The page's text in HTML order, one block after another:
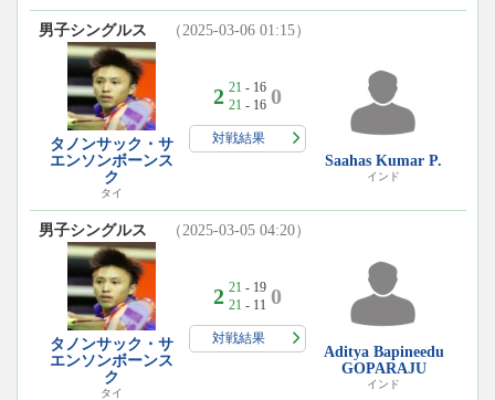
男子シングルス （2025-03-06 01:15）
タノンサック・サ
エンソンボーンス
ク
タイ
2 21 - 16
21 - 16 0
対戦結果
Saahas Kumar P.
インド
男子シングルス （2025-03-05 04:20）
タノンサック・サ
エンソンボーンス
ク
タイ
2 21 - 19
21 - 11 0
対戦結果
Aditya Bapineedu
GOPARAJU
インド